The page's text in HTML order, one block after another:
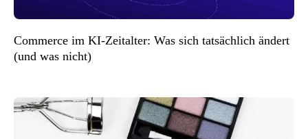
Commerce im KI-Zeitalter: Was sich tatsächlich ändert
(und was nicht)